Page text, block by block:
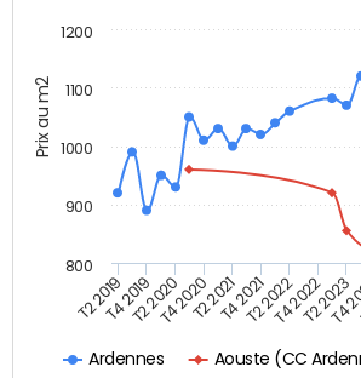
Prix au m2
Ardennes Aouste (CC
T2 2019T4 2019T2 2020T4 2020T2 2021T4 2021T2 2022T4 2022T2 2023
T4
800
900
1000
1100
1200